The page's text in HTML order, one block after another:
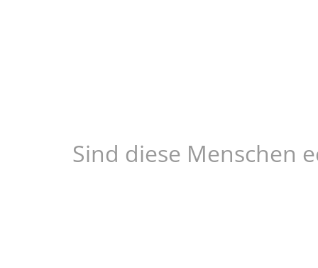
Sind diese Menschen